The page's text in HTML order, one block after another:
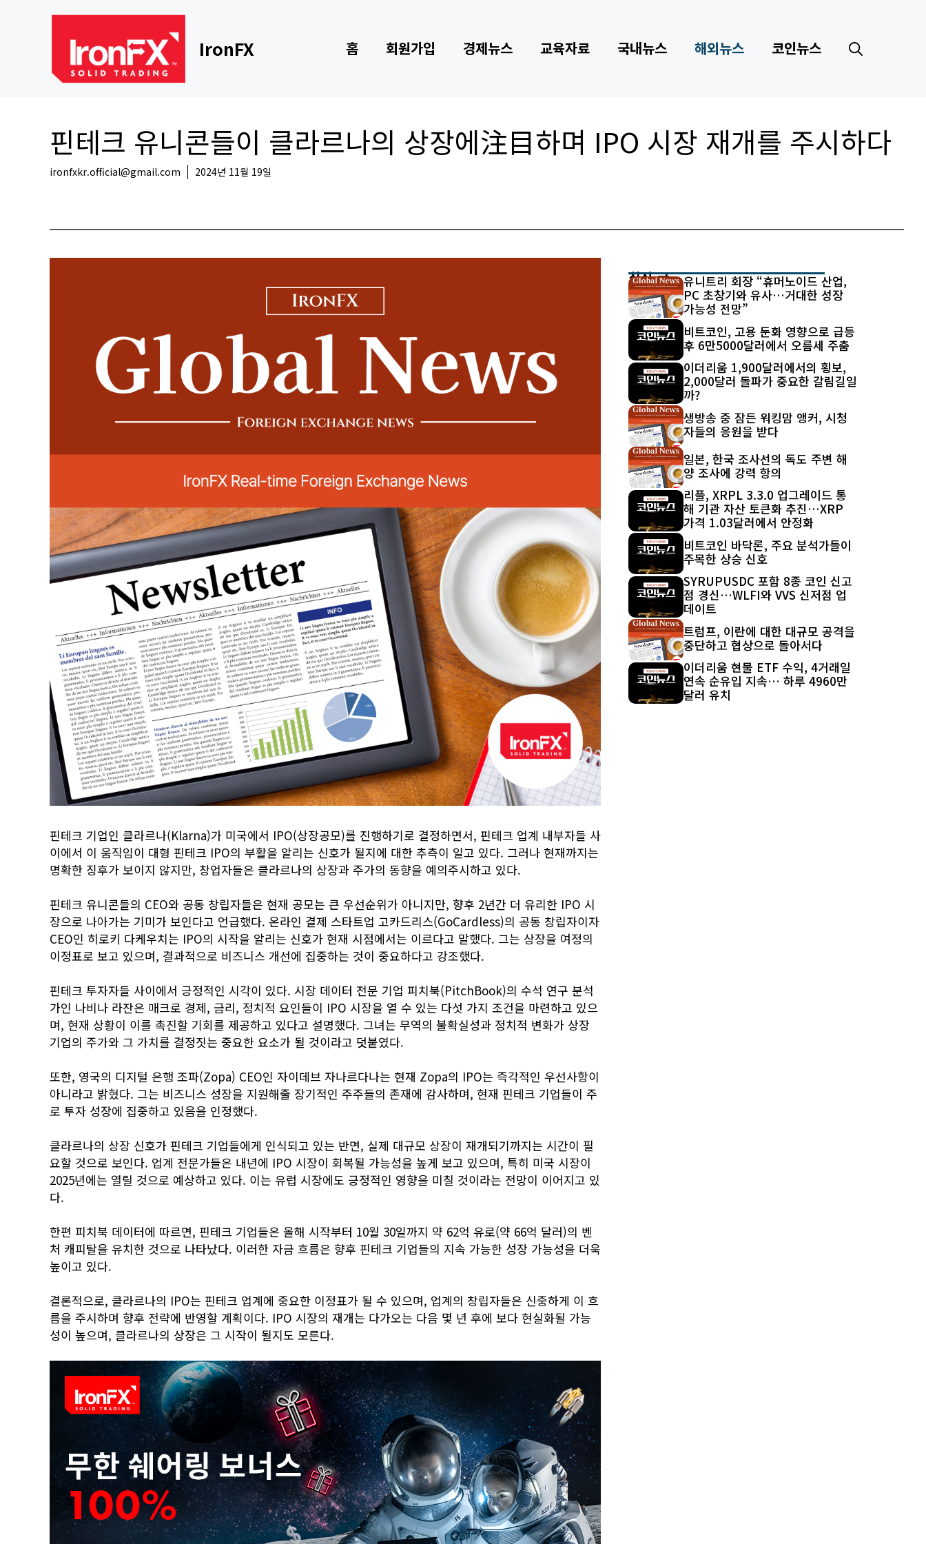
IronFX 홈 회원가입 경제뉴스 교육자료 국내뉴스 해외뉴스 코인뉴스
핀테크 유니콘들이 클라르나의 상장에注目하며 IPO 시장 재개를 주시하다
ironfxkr.official@gmail.com 2024년 11월 19일
핀테크 기업인 클라르나(Klarna)가 미국에서 IPO(상장공모)를 진행하기로 결정하면서, 핀테크 업계 내부자들 사
이에서 이 움직임이 대형 핀테크 IPO의 부활을 알리는 신호가 될지에 대한 추측이 일고 있다. 그러나 현재까지는
명확한 징후가 보이지 않지만, 창업자들은 클라르나의 상장과 주가의 동향을 예의주시하고 있다.
핀테크 유니콘들의 CEO와 공동 창립자들은 현재 공모는 큰 우선순위가 아니지만, 향후 2년간 더 유리한 IPO 시
장으로 나아가는 기미가 보인다고 언급했다. 온라인 결제 스타트업 고카드리스(GoCardless)의 공동 창립자이자
CEO인 히로키 다케우치는 IPO의 시작을 알리는 신호가 현재 시점에서는 이르다고 말했다. 그는 상장을 여정의
이정표로 보고 있으며, 결과적으로 비즈니스 개선에 집중하는 것이 중요하다고 강조했다.
핀테크 투자자들 사이에서 긍정적인 시각이 있다. 시장 데이터 전문 기업 피치북(PitchBook)의 수석 연구 분석
가인 나비나 라잔은 매크로 경제, 금리, 정치적 요인들이 IPO 시장을 열 수 있는 다섯 가지 조건을 마련하고 있으
며, 현재 상황이 이를 촉진할 기회를 제공하고 있다고 설명했다. 그녀는 무역의 불확실성과 정치적 변화가 상장
기업의 주가와 그 가치를 결정짓는 중요한 요소가 될 것이라고 덧붙였다.
또한, 영국의 디지털 은행 조파(Zopa) CEO인 자이데브 자나르다나는 현재 Zopa의 IPO는 즉각적인 우선사항이
아니라고 밝혔다. 그는 비즈니스 성장을 지원해줄 장기적인 주주들의 존재에 감사하며, 현재 핀테크 기업들이 주
로 투자 성장에 집중하고 있음을 인정했다.
클라르나의 상장 신호가 핀테크 기업들에게 인식되고 있는 반면, 실제 대규모 상장이 재개되기까지는 시간이 필
요할 것으로 보인다. 업계 전문가들은 내년에 IPO 시장이 회복될 가능성을 높게 보고 있으며, 특히 미국 시장이
2025년에는 열릴 것으로 예상하고 있다. 이는 유럽 시장에도 긍정적인 영향을 미칠 것이라는 전망이 이어지고 있
다.
한편 피치북 데이터에 따르면, 핀테크 기업들은 올해 시작부터 10월 30일까지 약 62억 유로(약 66억 달러)의 벤
처 캐피탈을 유치한 것으로 나타났다. 이러한 자금 흐름은 향후 핀테크 기업들의 지속 가능한 성장 가능성을 더욱
높이고 있다.
결론적으로, 클라르나의 IPO는 핀테크 업계에 중요한 이정표가 될 수 있으며, 업계의 창립자들은 신중하게 이 흐
름을 주시하며 향후 전략에 반영할 계획이다. IPO 시장의 재개는 다가오는 다음 몇 년 후에 보다 현실화될 가능
성이 높으며, 클라르나의 상장은 그 시작이 될지도 모른다.
최신 글
유니트리 회장 “휴머노이드 산업,
PC 초창기와 유사…거대한 성장
가능성 전망”
비트코인, 고용 둔화 영향으로 급등
후 6만5000달러에서 오름세 주춤
이더리움 1,900달러에서의 횡보,
2,000달러 돌파가 중요한 갈림길일
까?
생방송 중 잠든 워킹맘 앵커, 시청
자들의 응원을 받다
일본, 한국 조사선의 독도 주변 해
양 조사에 강력 항의
리플, XRPL 3.3.0 업그레이드 통
해 기관 자산 토큰화 추진…XRP
가격 1.03달러에서 안정화
비트코인 바닥론, 주요 분석가들이
주목한 상승 신호
SYRUPUSDC 포함 8종 코인 신고
점 경신…WLFI와 VVS 신저점 업
데이트
트럼프, 이란에 대한 대규모 공격을
중단하고 협상으로 돌아서다
이더리움 현물 ETF 수익, 4거래일
연속 순유입 지속… 하루 4960만
달러 유치